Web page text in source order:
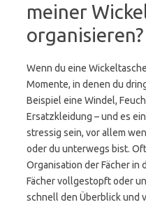
meiner
organisieren?
Wenn du eine
Momente, in denen du
Beispiel eine Windel,
Ersatzkleidung – und es
stressig sein, vor allem
oder du unterwegs bist.
Organisation der Fächer in
Fächer vollgestopft oder
schnell den Überblick und